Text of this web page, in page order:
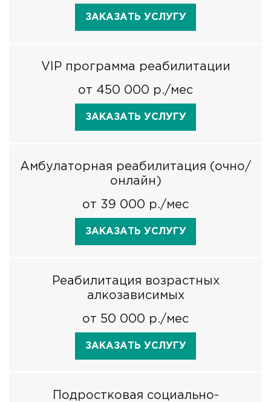
ЗАКАЗАТЬ УСЛУГУ
VIP программа реабилитации
от 450 000 р./мес
ЗАКАЗАТЬ УСЛУГУ
Амбулаторная реабилитация (очно/
онлайн)
от 39 000 р./мес
ЗАКАЗАТЬ УСЛУГУ
Реабилитация возрастных
алкозависимых
от 50 000 р./мес
ЗАКАЗАТЬ УСЛУГУ
Подростковая социально-